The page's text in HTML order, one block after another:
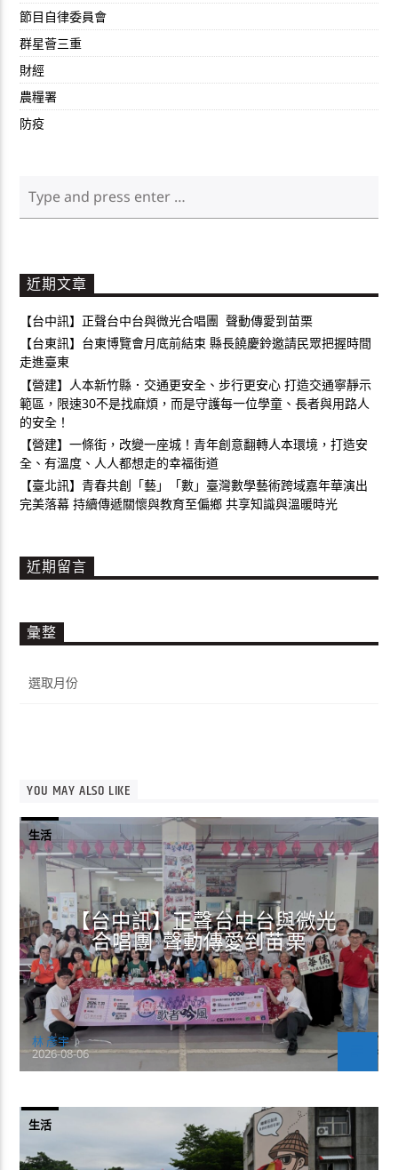
節目自律委員會
群星薈三重
財經
農糧署
防疫
近期文章
【台中訊】正聲台中台與微光合唱團 聲動傳愛到苗栗
【台東訊】台東博覽會月底前結束 縣長饒慶鈴邀請民眾把握時間
走進臺東
【營建】人本新竹縣．交通更安全、步行更安心 打造交通寧靜示
範區，限速30不是找麻煩，而是守護每一位學童、長者與用路人
的安全！
【營建】一條街，改變一座城！青年創意翻轉人本環境，打造安
全、有溫度、人人都想走的幸福街道
【臺北訊】青春共創「藝」「數」臺灣數學藝術跨域嘉年華演出
完美落幕 持續傳遞關懷與教育至偏鄉 共享知識與溫暖時光
近期留言
彙整
整
YOU MAY ALSO LIKE
生活
【台中訊】正聲台中台與微光
合唱團 聲動傳愛到苗栗
林 彥宇
2026-08-06
生活